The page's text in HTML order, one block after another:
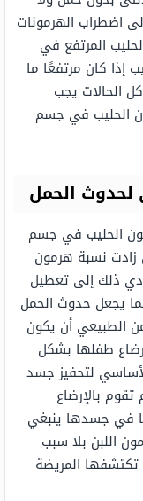
اضطراب الهرمونات
المرتفع في
إذا كان مرتفعًا ما
وفي كل الحالات يجب
الحليب في جسم
لحدوث الحمل
الحليب في جسم
فإن زادت نسبة هرمون
ذلك إلى تعطيل
يجعل حدوث الحمل
الطبيعي أن يكون
طفلها بشكل
لتحفيز جسد
تقوم بالإرضاع
في جسدها ينبغي
اللبن بلا سبب
المريضة